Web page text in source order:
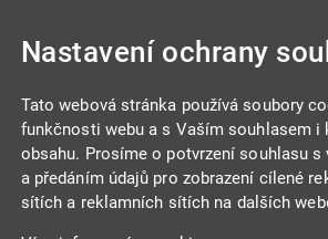
INTEGRA CENTRUM s.r.o.
Jabloňová 662/7
Nastavení ochrany
Tato webová stránka používá soubory
funkčnosti webu a s Vaším souhlasem i
obsahu. Prosíme o potvrzení souhlasu
a předáním údajů pro zobrazení cílené
sítích a reklamních sítích na dalších